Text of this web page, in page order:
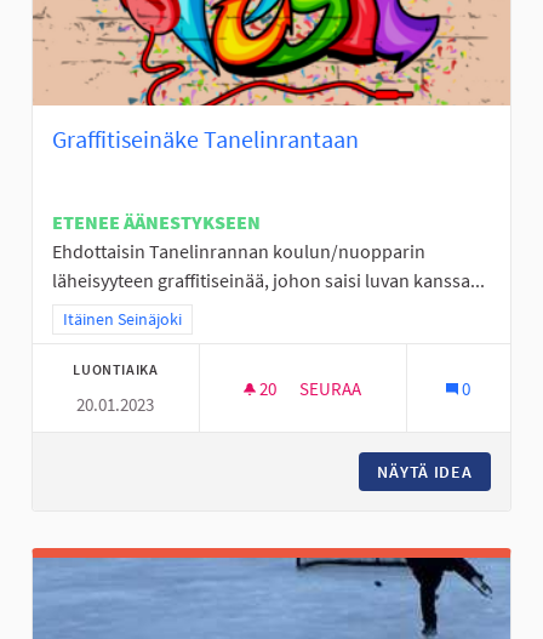
Graffitiseinäke Tanelinrantaan
ETENEE ÄÄNESTYKSEEN
Ehdottaisin Tanelinrannan koulun/nuopparin
läheisyyteen graffitiseinää, johon saisi luvan kanssa...
Rajaa tulokset teeman mukaan: Itäinen Seinäjoki
Itäinen Seinäjoki
LUONTIAIKA
20.01.2023
20 20 SEURAAJAA
SEURAA 0
NÄYTÄ IDEA